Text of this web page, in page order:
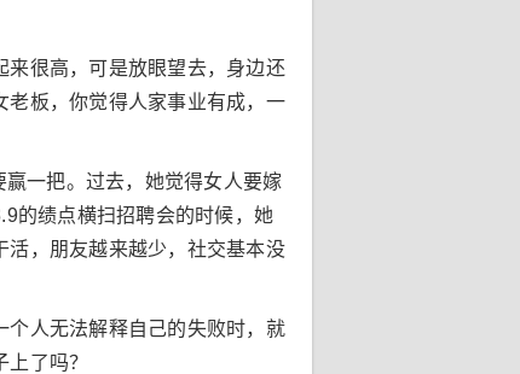
很高，可是放眼望去，身边还
老板，你觉得人家事业有成，一
一把。过去，她觉得女人要嫁
的绩点横扫招聘会的时候，她
活，朋友越来越少，社交基本没
个人无法解释自己的失败时，就
了吗？